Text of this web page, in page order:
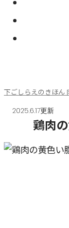
下ごしらえのきほん
2025.6.17更新
鶏肉